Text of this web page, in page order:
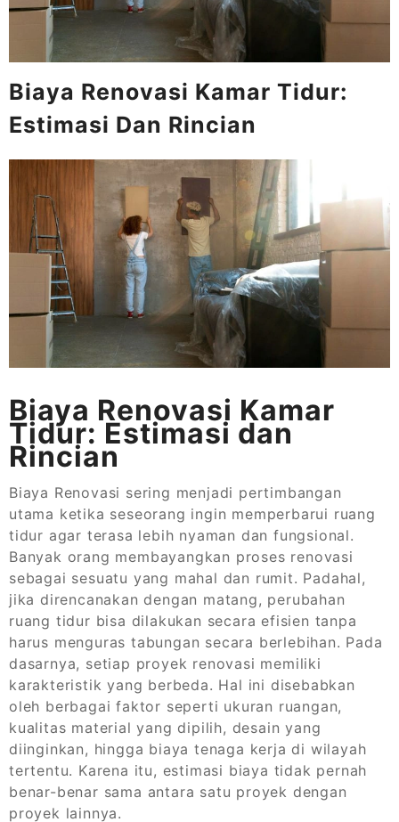
Biaya Renovasi Kamar Tidur:
Estimasi Dan Rincian
Biaya Renovasi Kamar
Tidur: Estimasi dan
Rincian
Biaya Renovasi sering menjadi pertimbangan
utama ketika seseorang ingin memperbarui ruang
tidur agar terasa lebih nyaman dan fungsional.
Banyak orang membayangkan proses renovasi
sebagai sesuatu yang mahal dan rumit. Padahal,
jika direncanakan dengan matang, perubahan
ruang tidur bisa dilakukan secara efisien tanpa
harus menguras tabungan secara berlebihan. Pada
dasarnya, setiap proyek renovasi memiliki
karakteristik yang berbeda. Hal ini disebabkan
oleh berbagai faktor seperti ukuran ruangan,
kualitas material yang dipilih, desain yang
diinginkan, hingga biaya tenaga kerja di wilayah
tertentu. Karena itu, estimasi biaya tidak pernah
benar-benar sama antara satu proyek dengan
proyek lainnya.